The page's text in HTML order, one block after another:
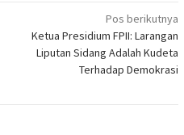
Pos berikutnya
Ketua Presidium FPII: Larangan
Liputan Sidang Adalah Kudeta
Terhadap Demokrasi